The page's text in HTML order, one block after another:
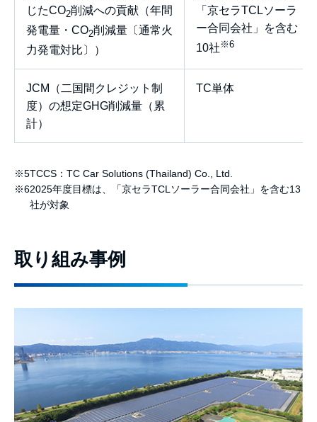
じたCO2削減への貢献（年間
発電量・CO2削減量〔通常火
力発電対比〕）
「京セラTCLソーラ
ー合同会社」を含む
10社 ※6
JCM（二国間クレジット制
度）の想定GHG削減量（累
計）
TC単体
※5TCCS：TC Car Solutions (Thailand) Co., Ltd.
※62025年度目標は、「京セラTCLソーラー合同会社」を含む13
社が対象
取り組み事例